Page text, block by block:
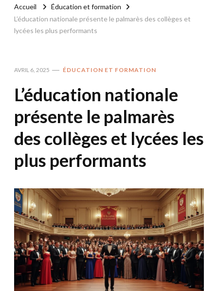
Accueil
Éducation et formation
L’éducation nationale présente le palmarès des collèges et
lycées les plus performants
AVRIL 6, 2025 ÉDUCATION ET FORMATION
L’éducation nationale
présente le palmarès
des collèges et lycées les
plus performants